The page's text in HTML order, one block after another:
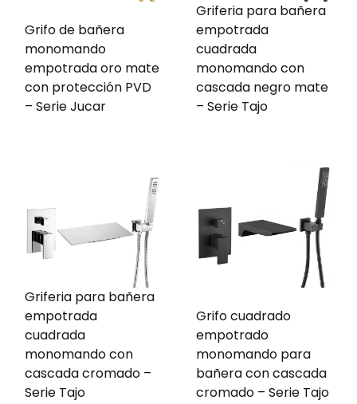
Grifo de bañera
monomando
empotrada oro mate
con protección PVD
– Serie Jucar
Griferia para bañera
empotrada
cuadrada
monomando con
cascada negro mate
– Serie Tajo
Griferia para bañera
empotrada
cuadrada
monomando con
cascada cromado –
Serie Tajo
Grifo cuadrado
empotrado
monomando para
bañera con cascada
cromado – Serie Tajo